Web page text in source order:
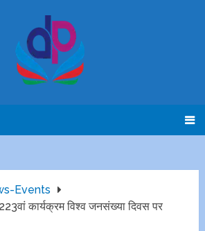
Events
कार्यक्रम विश्व जनसंख्या दिवस पर